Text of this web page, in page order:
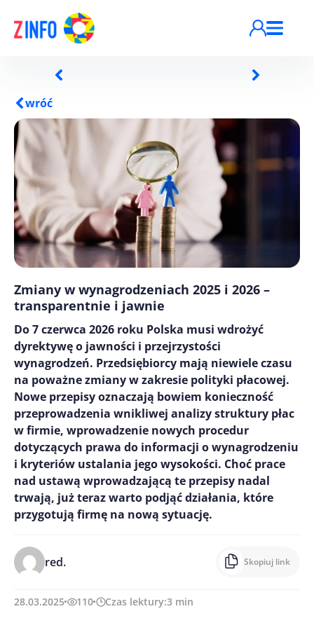
wróć
Zmiany w wynagrodzeniach 2025 i 2026 –
transparentnie i jawnie
Do 7 czerwca 2026 roku Polska musi wdrożyć
dyrektywę o jawności i przejrzystości
wynagrodzeń. Przedsiębiorcy mają niewiele czasu
na poważne zmiany w zakresie polityki płacowej.
Nowe przepisy oznaczają bowiem konieczność
przeprowadzenia wnikliwej analizy struktury płac
w firmie, wprowadzenie nowych procedur
dotyczących prawa do informacji o wynagrodzeniu
i kryteriów ustalania jego wysokości. Choć prace
nad ustawą wprowadzającą te przepisy nadal
trwają, już teraz warto podjąć działania, które
przygotują firmę na nową sytuację.
red. Skopiuj link
28.03.2025 110 Czas lektury:3 min